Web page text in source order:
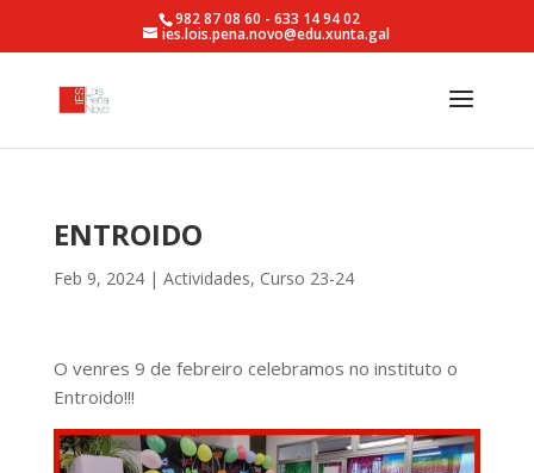
982 87 08 60 - 633 14 94 02
ies.lois.pena.novo@edu.xunta.gal
ENTROIDO
Feb 9, 2024| Actividades, Curso 23-24
O venres 9 de febreiro celebramos no instituto o
Entroido!!!